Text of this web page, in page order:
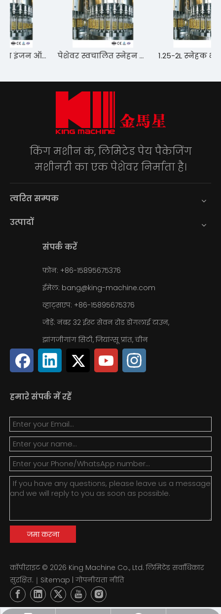
पेशेवर स्वचालित स्नेहन तेल भरने मशीन मूल्य प्रतिस्पर्धी 1.25-2L स्नेहक भराव मशीन
किंग मशीन कं, लिमिटेड पेय पैकेजिंग
मशीनरी का एक पेशेवर निर्माता है।
त्वरित सम्पक
उत्पादों
संपर्क करें
फ़ोन: +86-15895675376
ईमेल: bang@king-machine.com
व्हाट्सएप: +86-15895675376
जोड़ें: नंबर 32 ईस्ट सेवन रोड डोंगलाई टाउन,
झांगजीगांग सिटी, जियांग्सू प्रांत, चीन
हमारे संपर्क में रहें
जमा करना
कॉपीराइट © 2026 King Machine Co., Ltd. लिमिटेड सर्वाधिकार
सुरक्षित.｜ Sitemap गोपनीयता नीति